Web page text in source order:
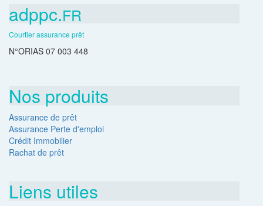
adppc.FR
Courtier assurance prêt
N°ORIAS 07 003 448
Nos produits
Assurance de prêt
Assurance Perte d'emploi
Crédit Immobilier
Rachat de prêt
Liens utiles